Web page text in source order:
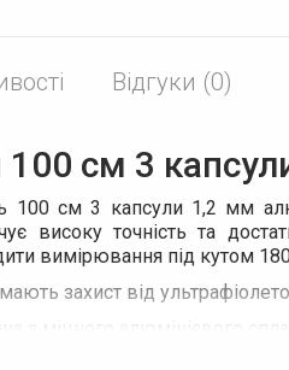
Відгуки (0)
100 см 3
100 см 3 капсули 1,2 мм
високу точність та
вимірювання під кутом
захист від
з міцного алюмінієвого
на рівні, можна